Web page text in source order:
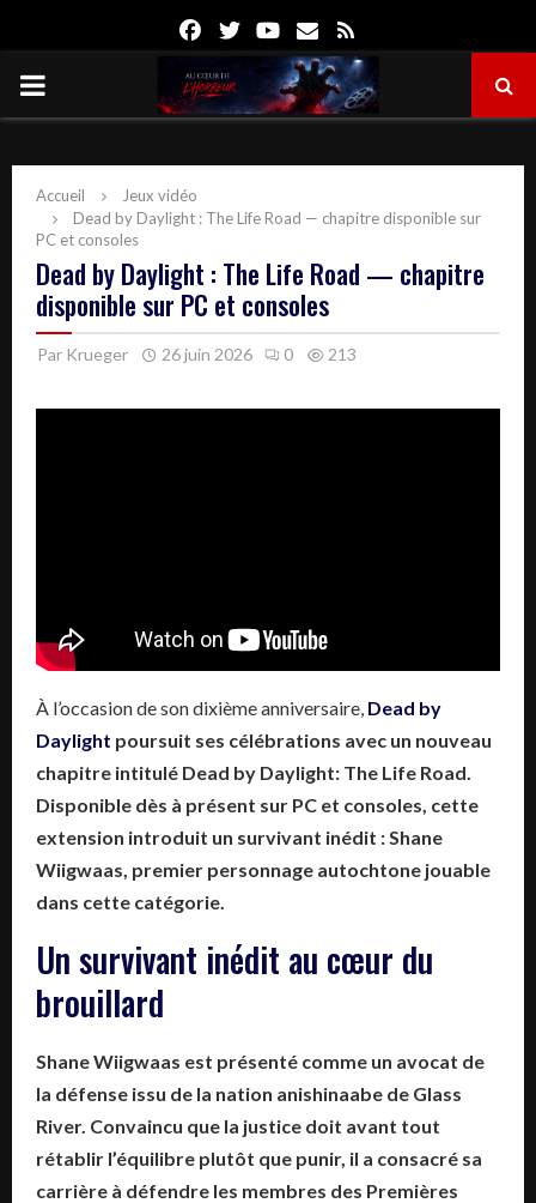
FacebookTwitterYoutube
Email
PRIMARY
Accueil
Jeux vidéo
Dead by Daylight : The Life Road — chapitre disponible sur
PC et consoles
Dead by Daylight : The Life Road — chapitre
disponible sur PC et consoles
Par Krueger 26 juin 2026 0 213
À l’occasion de son dixième anniversaire, Dead by
Daylight poursuit ses célébrations avec un nouveau
chapitre intitulé Dead by Daylight: The Life Road
Disponible dès à présent sur PC et consoles, cette
extension introduit un survivant inédit : Shane
Wiigwaas, premier personnage autochtone jouable
dans cette catégorie.
Un survivant inédit au cœur du
brouillard
Shane Wiigwaas est présenté comme un avocat de
la défense issu de la nation anishinaabe de Glass
River. Convaincu que la justice doit avant tout
rétablir l’équilibre plutôt que punir, il a consacré sa
carrière à défendre les membres des Premières